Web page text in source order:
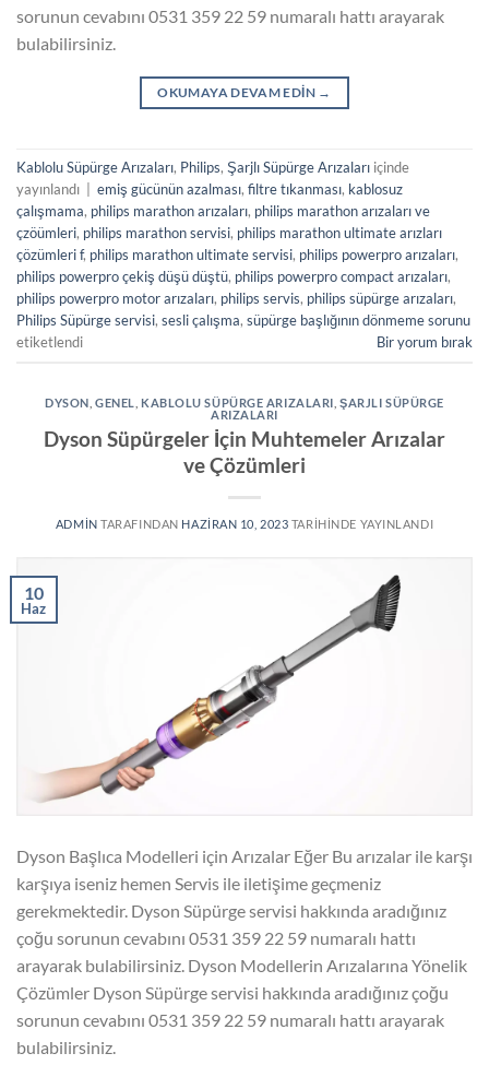
sorunun cevabını 0531 359 22 59 numaralı hattı arayarak
bulabilirsiniz.
OKUMAYA DEVAM EDIN →
Kablolu Süpürge Arızaları, Philips, Şarjlı Süpürge Arızaları içinde
yayınlandı
emiş gücünün azalması, filtre tıkanması, kablosuz
çalışmama, philips marathon arızaları, philips marathon arızaları ve
çzöümleri, philips marathon servisi, philips marathon ultimate arızları
çözümleri f, philips marathon ultimate servisi, philips powerpro arızaları,
philips powerpro çekiş düşü düştü, philips powerpro compact arızaları,
philips powerpro motor arızaları, philips servis, philips süpürge arızaları,
Philips Süpürge servisi, sesli çalışma, süpürge başlığının dönmeme sorunu
etiketlendi
Bir yorum bırak
DYSON ,GENEL KABLOLU SÜPÜRGE ARIZALARI ,ŞARJLI SÜPÜRGE
ARIZALARI
Dyson Süpürgeler İçin Muhtemeler Arızalar
ve Çözümleri
ADMIN TARAFINDAN HAZIRAN 10, 2023 TARIHINDE YAYINLANDI
10
Haz
Dyson Başlıca Modelleri için Arızalar Eğer Bu arızalar ile karşı
karşıya iseniz hemen Servis ile iletişime geçmeniz
gerekmektedir. Dyson Süpürge servisi hakkında aradığınız
çoğu sorunun cevabını 0531 359 22 59 numaralı hattı
arayarak bulabilirsiniz. Dyson Modellerin Arızalarına Yönelik
Çözümler Dyson Süpürge servisi hakkında aradığınız çoğu
sorunun cevabını 0531 359 22 59 numaralı hattı arayarak
bulabilirsiniz.